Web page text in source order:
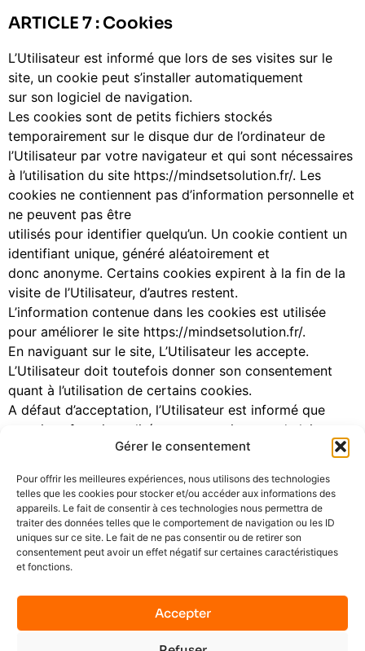
Gérer le consentement
Pour offrir les meilleures expériences, nous utilisons des technologies
telles que les cookies pour stocker et/ou accéder aux informations des
appareils. Le fait de consentir à ces technologies nous permettra de
traiter des données telles que le comportement de navigation ou les ID
uniques sur ce site. Le fait de ne pas consentir ou de retirer son
consentement peut avoir un effet négatif sur certaines caractéristiques
et fonctions.
Accepter
ARTICLE 7 : Cookies
L’Utilisateur est informé que lors de ses visites sur le
site, un cookie peut s’installer automatiquement
sur son logiciel de navigation.
Les cookies sont de petits fichiers stockés
temporairement sur le disque dur de l’ordinateur de
l’Utilisateur par votre navigateur et qui sont nécessaires
à l’utilisation du site https://mindsetsolution.fr/. Les
cookies ne contiennent pas d’information personnelle et
ne peuvent pas être
utilisés pour identifier quelqu’un. Un cookie contient un
identifiant unique, généré aléatoirement et
donc anonyme. Certains cookies expirent à la fin de la
visite de l’Utilisateur, d’autres restent.
L’information contenue dans les cookies est utilisée
pour améliorer le site https://mindsetsolution.fr/.
En naviguant sur le site, L’Utilisateur les accepte.
L’Utilisateur doit toutefois donner son consentement
quant à l’utilisation de certains cookies.
A défaut d’acceptation, l’Utilisateur est informé que
certaines fonctionnalités ou pages risquent de lui
l’intermédiaire des paramètres figurant au sein de son
logiciel de navigation.
ARTICLE 8 : Droit applicable et juridiction
compétente
La législation française s’applique au présent contrat. En
cas d’absence de résolution amiable d’un